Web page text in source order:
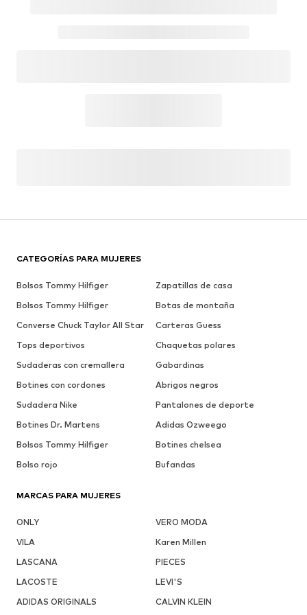
CATEGORÍAS PARA MUJERES
Bolsos Tommy Hilfiger
Zapatillas de casa
Bolsos Tommy Hilfiger
Botas de montaña
Converse Chuck Taylor All Star
Carteras Guess
Tops deportivos
Chaquetas polares
Sudaderas con cremallera
Gabardinas
Botines con cordones
Abrigos negros
Sudadera Nike
Pantalones de deporte
Botines Dr. Martens
Adidas Ozweego
Bolsos Tommy Hilfiger
Botines chelsea
Bolso rojo
Bufandas
MARCAS PARA MUJERES
ONLY
VERO MODA
VILA
Karen Millen
LASCANA
PIECES
LACOSTE
LEVI'S
ADIDAS ORIGINALS
CALVIN KLEIN